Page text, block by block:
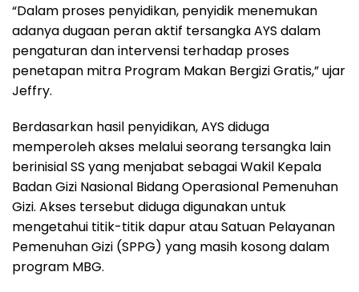
“Dalam proses penyidikan, penyidik menemukan
adanya dugaan peran aktif tersangka AYS dalam
pengaturan dan intervensi terhadap proses
penetapan mitra Program Makan Bergizi Gratis,” ujar
Jeffry.
Berdasarkan hasil penyidikan, AYS diduga
memperoleh akses melalui seorang tersangka lain
berinisial SS yang menjabat sebagai Wakil Kepala
Badan Gizi Nasional Bidang Operasional Pemenuhan
Gizi. Akses tersebut diduga digunakan untuk
mengetahui titik-titik dapur atau Satuan Pelayanan
Pemenuhan Gizi (SPPG) yang masih kosong dalam
program MBG.